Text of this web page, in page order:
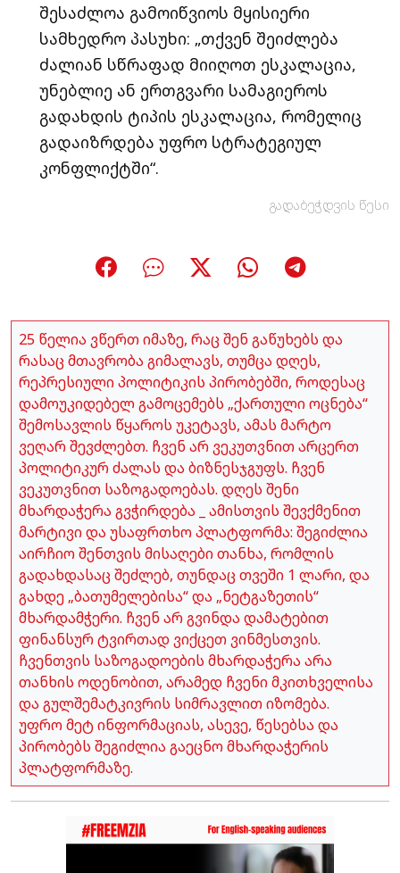
შესაძლოა გამოიწვიოს მყისიერი
სამხედრო პასუხი: „თქვენ შეიძლება
ძალიან სწრაფად მიიღოთ ესკალაცია,
უნებლიე ან ერთგვარი სამაგიეროს
გადახდის ტიპის ესკალაცია, რომელიც
გადაიზრდება უფრო სტრატეგიულ
კონფლიქტში“.
გადაბეჭდვის წესი
25 წელია ვწერთ იმაზე, რაც შენ გაწუხებს და
რასაც მთავრობა გიმალავს, თუმცა დღეს,
რეპრესიული პოლიტიკის პირობებში, როდესაც
დამოუკიდებელ გამოცემებს „ქართული ოცნება“
შემოსავლის წყაროს უკეტავს, ამას მარტო
ვეღარ შევძლებთ. ჩვენ არ ვეკუთვნით არცერთ
პოლიტიკურ ძალას და ბიზნესჯგუფს. ჩვენ
ვეკუთვნით საზოგადოებას. დღეს შენი
მხარდაჭერა გვჭირდება _ ამისთვის შევქმენით
მარტივი და უსაფრთხო პლატფორმა: შეგიძლია
აირჩიო შენთვის მისაღები თანხა, რომლის
გადახდასაც შეძლებ, თუნდაც თვეში 1 ლარი, და
გახდე „ბათუმელებისა“ და „ნეტგაზეთის“
მხარდამჭერი. ჩვენ არ გვინდა დამატებით
ფინანსურ ტვირთად ვიქცეთ ვინმესთვის.
ჩვენთვის საზოგადოების მხარდაჭერა არა
თანხის ოდენობით, არამედ ჩვენი მკითხველისა
და გულშემატკივრის სიმრავლით იზომება.
უფრო მეტ ინფორმაციას, ასევე, წესებსა და
პირობებს შეგიძლია გაეცნო მხარდაჭერის
პლატფორმაზე.